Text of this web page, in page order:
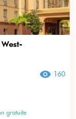
160
gratuite